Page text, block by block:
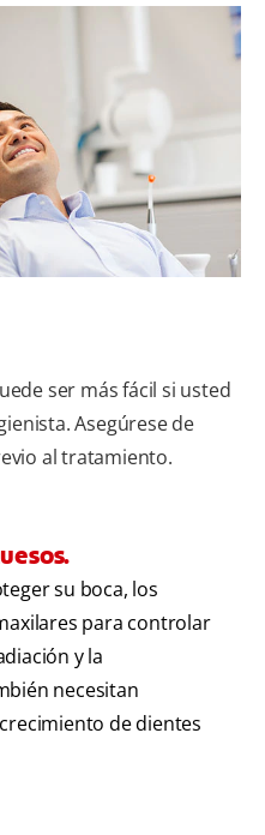
DÓNDE COMPRAR
ser más fácil si usted
Asegúrese de
al tratamiento.
su boca, los
para controlar
y la
necesitan
de dientes